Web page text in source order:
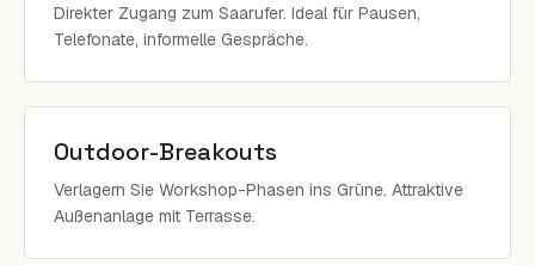
Direkter Zugang zum Saarufer. Ideal für Pausen,
Telefonate, informelle Gespräche.
Outdoor-Breakouts
Verlagern Sie Workshop-Phasen ins Grüne. Attraktive
Außenanlage mit Terrasse.